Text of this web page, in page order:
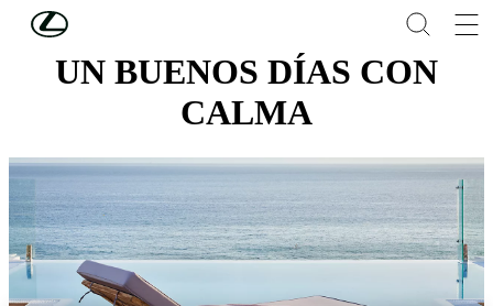
Skip to Main Content
UN BUENOS DÍAS CON
CALMA